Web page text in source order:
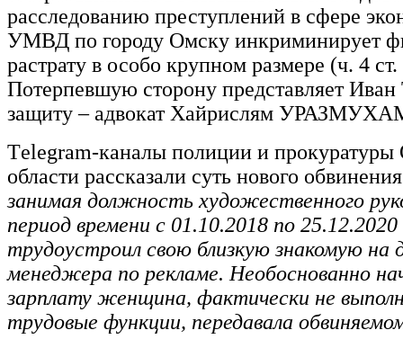
расследованию преступлений в сфере
УМВД по городу Омску инкриминирует
растрату в особо крупном размере (ч. 4
Потерпевшую сторону представляет
защиту – адвокат Хайрислям
Тelegram-каналы полиции и прокуратуры
области рассказали суть нового
занимая должность художественного
период времени с 01.10.2018 по
трудоустроил свою близкую знакомую на
менеджера по рекламе. Необоснованно
зарплату женщина, фактически не
трудовые функции, передавала